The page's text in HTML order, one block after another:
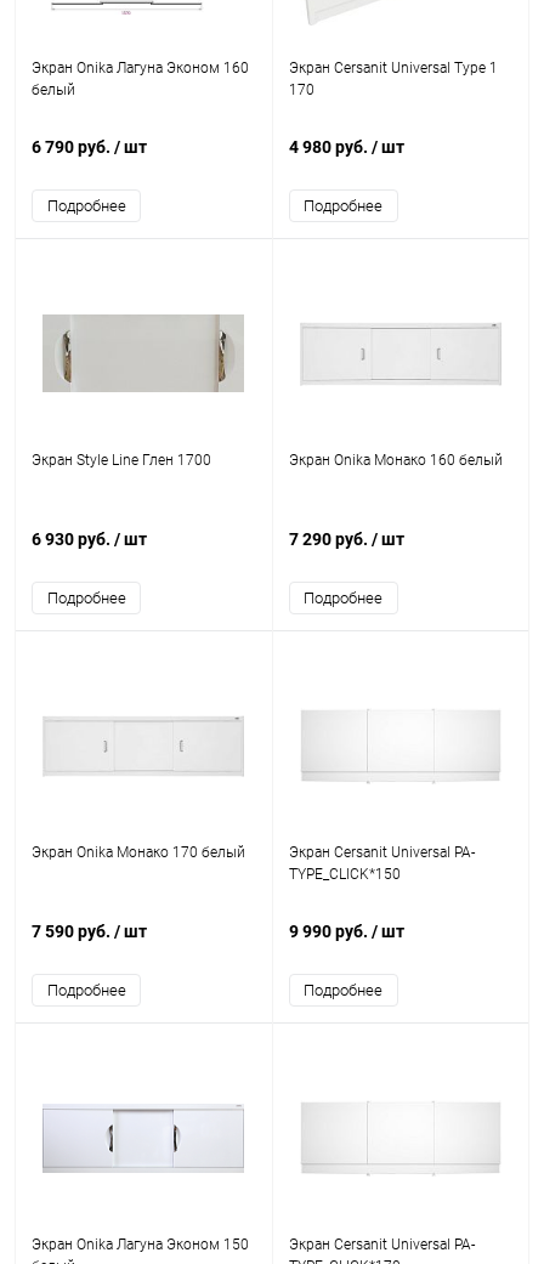
Экран Onika Лагуна Эконом 160
белый
6 790 руб. / шт
Подробнее
Экран Cersanit Universal Type 1
170
4 980 руб. / шт
Подробнее
Экран Style Line Глен 1700
6 930 руб. / шт
Подробнее
Экран Onika Монако 160 белый
7 290 руб. / шт
Подробнее
Экран Onika Монако 170 белый
7 590 руб. / шт
Подробнее
Экран Cersanit Universal PA-
TYPE_CLICK*150
9 990 руб. / шт
Подробнее
Экран Onika Лагуна Эконом 150
Экран Cersanit Universal PA-